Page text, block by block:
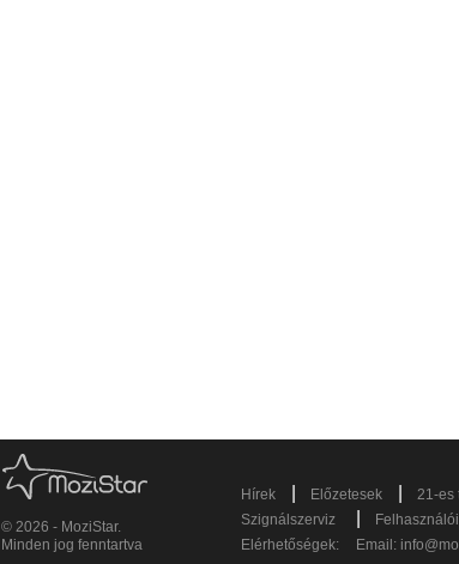
© 2026 - MoziStar.
Minden jog fenntartva
Hírek Előzetesek 21-es
Szignálszerviz
Elérhetőségek:
Email: